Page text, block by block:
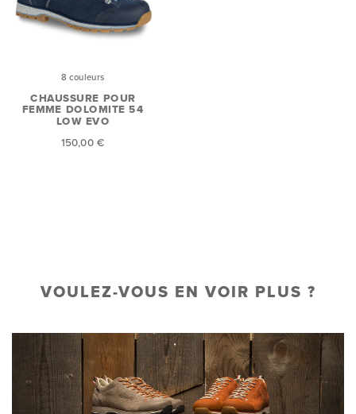
8 couleurs
CHAUSSURE POUR
FEMME DOLOMITE 54
LOW EVO
150,00 €
VOULEZ-VOUS EN VOIR PLUS ?